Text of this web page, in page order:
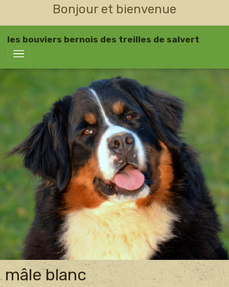
Bonjour et bienvenue
les bouviers bernois des treilles de salvert
mâle blanc